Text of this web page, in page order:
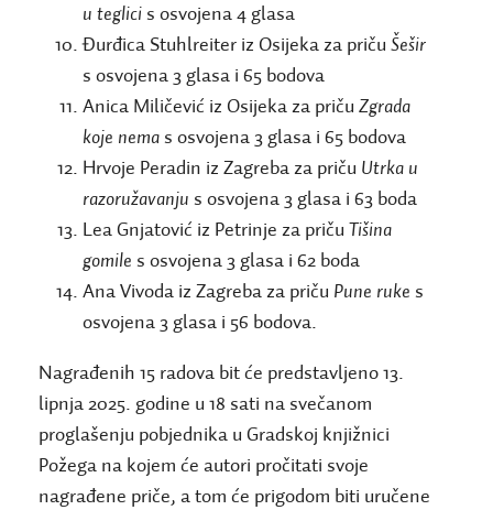
u teglicis osvojena 4 glasa
Đurđica Stuhlreiter iz Osijeka za pričuŠešir
s osvojena 3 glasa i 65 bodova
Anica Miličević iz Osijeka za pričuZgrada
koje nemas osvojena 3 glasa i 65 bodova
Hrvoje Peradin iz Zagreba za priču Utrka u
razoružavanjus osvojena 3 glasa i 63 boda
Lea Gnjatović iz Petrinje za pričuTišina
gomile s osvojena 3 glasa i 62 boda
Ana Vivoda iz Zagreba za priču Pune rukes
osvojena 3 glasa i 56 bodova.
Nagrađenih 15 radova bit će predstavljeno 13.
lipnja 2025. godine u 18 sati na svečanom
proglašenju pobjednika u Gradskoj knjižnici
Požega na kojem će autori pročitati svoje
nagrađene priče, a tom će prigodom biti uručene